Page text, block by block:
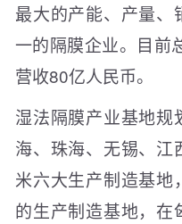
最大的产能、产量、
一的隔膜企业。目前
营收80亿人民币。
湿法隔膜产业基地规
海、珠海、无锡、江
米六大生产制造基地
的生产制造基地，在